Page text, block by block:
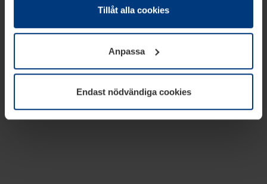
absolut nödvändiga för driften av den här webbplatsen.
godkännande kan du när som helst ändra eller återkalla i
informationen om kakor underDataskyddsförklaring
vår webbplats.
Tillåt alla cookies
Anpassa
Endast nödvändiga cookies